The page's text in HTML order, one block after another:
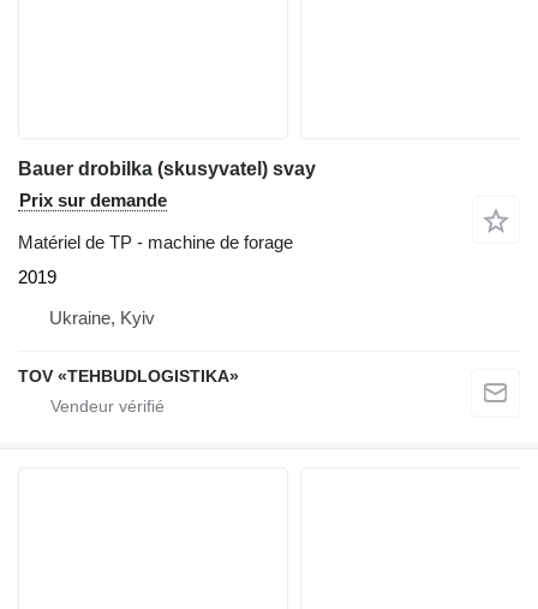
Bauer drobilka (skusyvatel) svay
Prix sur demande
Matériel de TP - machine de forage
2019
Ukraine, Kyiv
TOV «TEHBUDLOGISTIKA»